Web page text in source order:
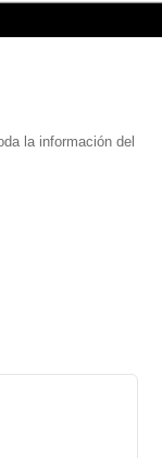
la información del